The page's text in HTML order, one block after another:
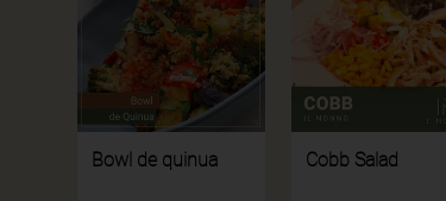
Bowl de quinua Cobb Salad